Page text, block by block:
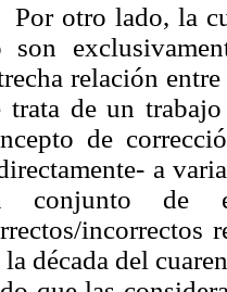
Por otro lado, la
son
relación
trata de un
de
a
conjunto de
incorrectos
la década del